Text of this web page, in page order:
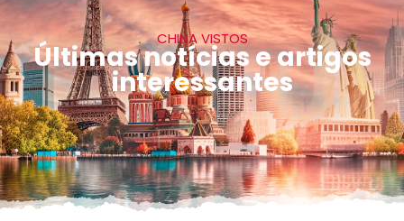
CHINA VISTOS
Últimas notícias e artigos
interessantes